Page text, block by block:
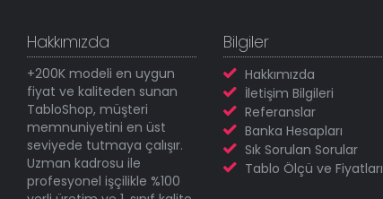
Hakkımızda
+200K modeli en uygun
fiyat ve kaliteden sunan
TabloShop, müşteri
memnuniyetini en üst
seviyede tutmaya çalışır.
Uzman kadrosu ile
profesyonel işçilikle %100
Bilgiler
Hakkımızda
İletişim Bilgileri
Referanslar
Banka Hesapları
Sık Sorulan Sorular
Tablo Ölçü ve Fiyatları